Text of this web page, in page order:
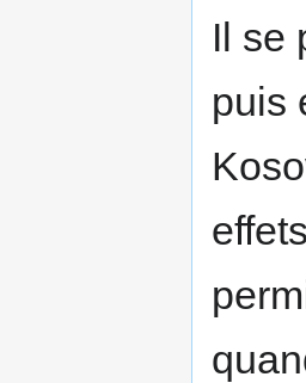
Il se
puis